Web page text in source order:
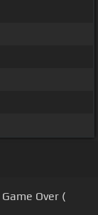
Over (